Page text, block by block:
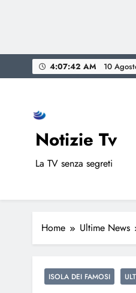
to
4:07:43 AM 10
Notizie Tv
La TV senza segreti
Home Ultime News
ISOLA DEI FAMOSI